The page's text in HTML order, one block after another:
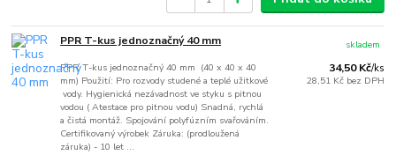
PPR T-kus jednoznačný 40 mm
PPR T-kus jednoznačný 40 mm (40 x 40 x 40
mm) Použití: Pro rozvody studené a teplé užitkové
vody. Hygienická nezávadnost ve styku s pitnou
vodou ( Atestace pro pitnou vodu) Snadná, rychlá
a čistá montáž. Spojování polyfúzním svařováním.
Certifikovaný výrobek Záruka: (prodloužená
záruka) - 10 let ...
34,50 Kč/ks
28,51 Kč bez DPH
skladem